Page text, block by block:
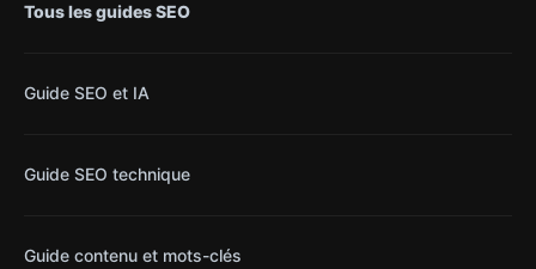
Tous les guides SEO
Guide SEO et IA
Guide SEO technique
Guide contenu et mots-clés